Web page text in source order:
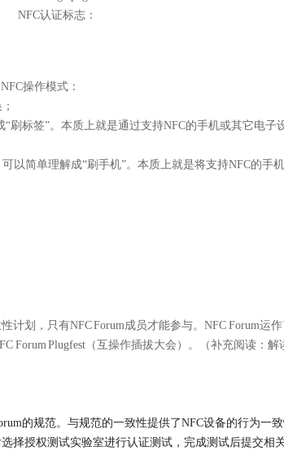
NFC认证标志：
操作模式：
刷标签”。本质上就是通过支持NFC的手机或其它电子
以简单理解成“刷手机”。本质上就是将支持NFC的手
计划，只有NFC Forum成员才能参与。NFC Forum运
Forum Plugfest （互操作插拔大会）。（补充阅读：
的规范。与规范的一致性提供了NFC设备的行为一
择授权测试实验室进行认证测试，完成测试后提交相